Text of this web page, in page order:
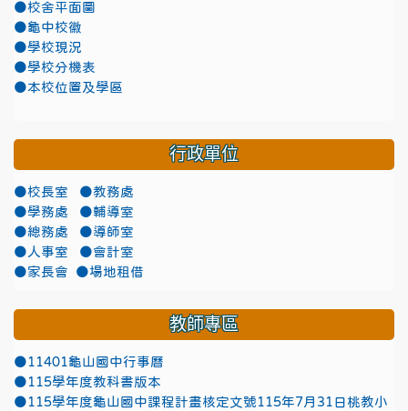
●校舍平面圖
●龜中校徽
●學校現況
●學校分機表
●本校位置及學區
行政單位
●校長室
●教務處
●學務處
●輔導室
●總務處
●導師室
●人事室
●會計室
●家長會
●場地租借
教師專區
●11401龜山國中行事曆
●115學年度教科書版本
●115學年度龜山國中課程計畫核定文號115年7月31日桃教小